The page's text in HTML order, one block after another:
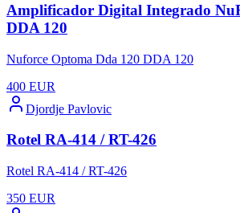
Amplificador Digital Integrado
DDA 120
Nuforce Optoma Dda 120 DDA 120
400 EUR
Djordje Pavlovic
Rotel RA-414 / RT-426
Rotel RA-414 / RT-426
350 EUR